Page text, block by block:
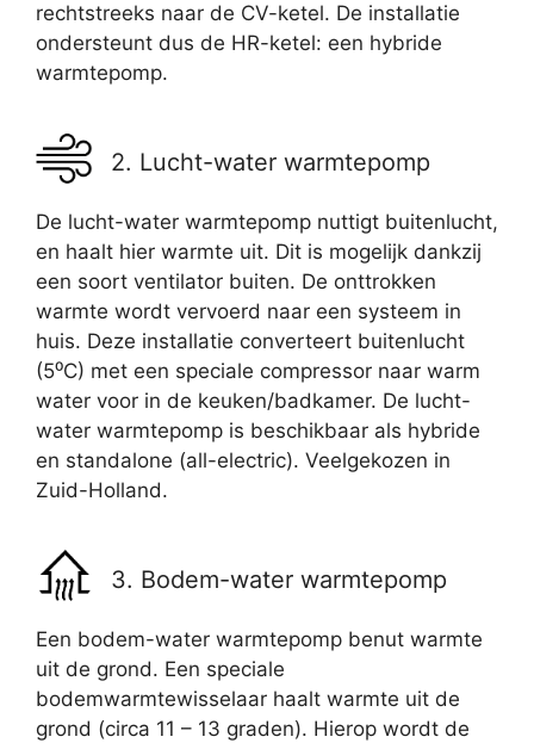
rechtstreeks naar de CV-ketel. De installatie
ondersteunt dus de HR-ketel: een hybride
warmtepomp.
2. Lucht-water warmtepomp
De lucht-water warmtepomp nuttigt buitenlucht,
en haalt hier warmte uit. Dit is mogelijk dankzij
een soort ventilator buiten. De onttrokken
warmte wordt vervoerd naar een systeem in
huis. Deze installatie converteert buitenlucht
(5⁰C) met een speciale compressor naar warm
water voor in de keuken/badkamer. De lucht-
water warmtepomp is beschikbaar als hybride
en standalone (all-electric). Veelgekozen in
Zuid-Holland.
3. Bodem-water warmtepomp
Een bodem-water warmtepomp benut warmte
uit de grond. Een speciale
bodemwarmtewisselaar haalt warmte uit de
grond (circa 11 – 13 graden). Hierop wordt de